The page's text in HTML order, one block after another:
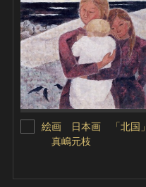
絵画 日本画 「北国」
真嶋元枝